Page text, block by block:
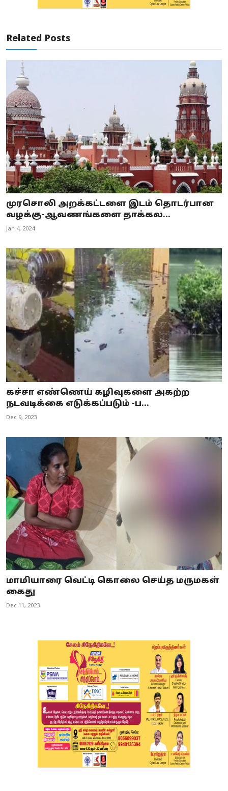
Related Posts
முரசொலி அறக்கட்டளை இடம் தொடர்பான
வழக்கு-ஆவணங்களை தாக்கல...
Jan 4, 2024
கச்சா எண்ணெய் கழிவுகளை அகற்ற
நடவடிக்கை எடுக்கப்படும் -ப...
Dec 9, 2023
மாமியாரை வெட்டி கொலை செய்த மருமகள்
கைது
Dec 11, 2023